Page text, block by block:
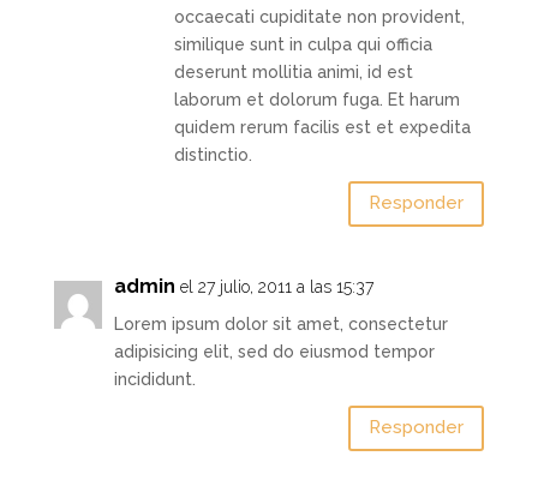
occaecati cupiditate non provident,
similique sunt in culpa qui officia
deserunt mollitia animi, id est
laborum et dolorum fuga. Et harum
quidem rerum facilis est et expedita
distinctio.
Responder
admin el 27 julio, 2011 a las 15:37
Lorem ipsum dolor sit amet, consectetur
adipisicing elit, sed do eiusmod tempor
incididunt.
Responder